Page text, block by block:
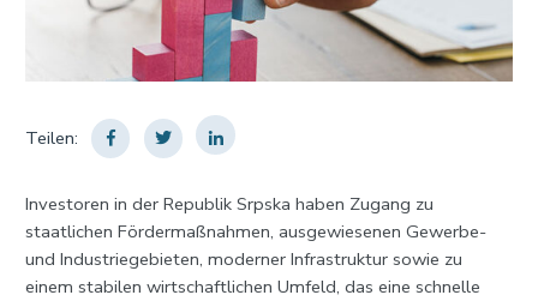
Teilen:
Investoren in der Republik Srpska haben Zugang zu
staatlichen Fördermaßnahmen, ausgewiesenen Gewerbe-
und Industriegebieten, moderner Infrastruktur sowie zu
einem stabilen wirtschaftlichen Umfeld, das eine schnelle